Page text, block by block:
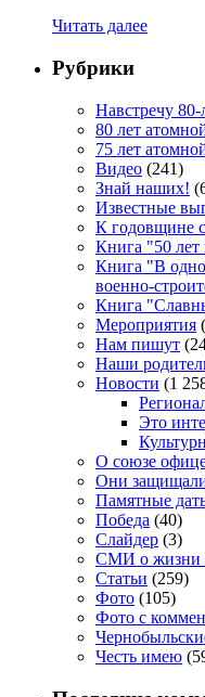
Читать далее
Рубрики
Навстречу
80 лет
75 лет
Видео (241)
Знай наших!
Известные
К годовщине
Книга "50 лет
Книга "В
военно-
Книга
Мероприятия
Нам пишут
Наши
Новости (1
Это
О союзе
Они
Памятные
Победа (40)
Слайдер (3)
СМИ о жизни
Статьи (259)
Фото (105)
Фото с
Честь имею